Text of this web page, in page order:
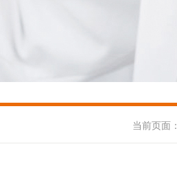
当前页面：